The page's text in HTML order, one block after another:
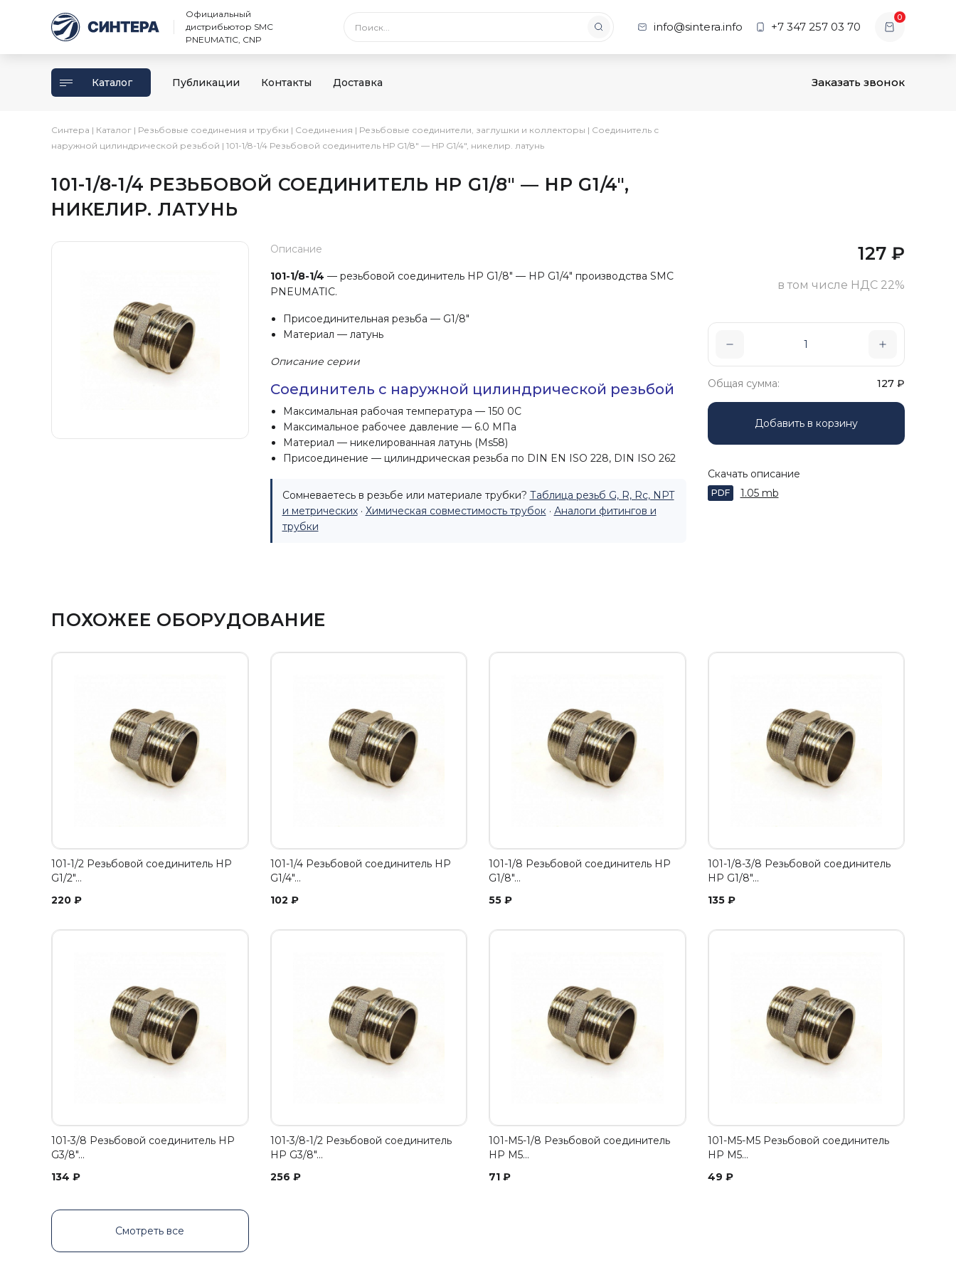
Официальный
дистрибьютор SMC
PNEUMATIC, CNP
info@sintera.info +7 347 257 03 70
0
Каталог Публикации Контакты Доставка Заказать звонок
Синтера | Каталог | Резьбовые соединения и трубки | Соединения | Резьбовые соединители, заглушки и коллекторы | Соединитель с
наружной цилиндрической резьбой | 101-1/8-1/4 Резьбовой соединитель НР G1/8″ — НР G1/4″, никелир. латунь
101-1/8-1/4 РЕЗЬБОВОЙ СОЕДИНИТЕЛЬ НР G1/8″ — НР G1/4″,
НИКЕЛИР. ЛАТУНЬ
Описание
101-1/8-1/4 — резьбовой соединитель НР G1/8" — НР G1/4" производства SMC
PNEUMATIC.
Присоединительная резьба — G1/8"
Материал — латунь
Описание серии
Соединитель с наружной цилиндрической резьбой
Максимальная рабочая температура — 150 0С
Максимальное рабочее давление — 6.0 МПа
Материал — никелированная латунь (Ms58)
Присоединение — цилиндрическая резьба по DIN EN ISO 228, DIN ISO 262
Сомневаетесь в резьбе или материале трубки? Таблица резьб G, R, Rc, NPT
и метрических· Химическая совместимость трубок· Аналоги фитингов и
трубки
127 ₽
в том числе НДС 22%
Общая сумма: 127 ₽
Добавить в корзину
Скачать описание
PDF 1.05 mb
ПОХОЖЕЕ ОБОРУДОВАНИЕ
101-1/2 Резьбовой соединитель НР
G1/2"…
220 ₽
101-1/4 Резьбовой соединитель НР
G1/4"…
102 ₽
101-1/8 Резьбовой соединитель НР
G1/8"…
55 ₽
101-1/8-3/8 Резьбовой соединитель
НР G1/8"…
135 ₽
101-3/8 Резьбовой соединитель НР
G3/8"…
134 ₽
101-3/8-1/2 Резьбовой соединитель
НР G3/8"…
256 ₽
101-M5-1/8 Резьбовой соединитель
НР M5…
71 ₽
101-M5-M5 Резьбовой соединитель
НР M5…
49 ₽
Смотреть все